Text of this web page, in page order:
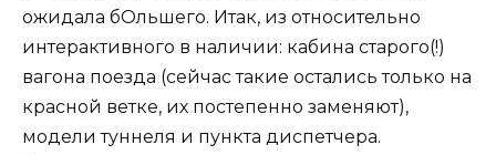
ожидала бОльшего. Итак, из относительно
интерактивного в наличии: кабина старого(!)
вагона поезда (сейчас такие остались только на
красной ветке, их постепенно заменяют),
модели туннеля и пункта диспетчера.